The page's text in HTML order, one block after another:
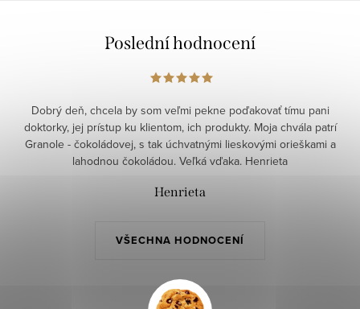
Poslední hodnocení
VŠECHNA HODNOCENÍ
Dobrý deň, chcela by som veľmi pekne poďakovať tímu pani
doktorky, jej prístup ku klientom, ich produkty. Moja chvála patrí
Granole - čokoládovej, s tak úchvatnými lieskovými orieškami a
lahodnou čokoládou. Veľká vďaka. Henrieta
Henrieta